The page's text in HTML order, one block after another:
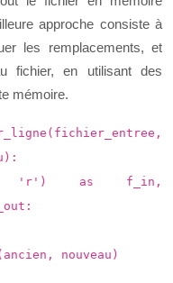
approche consiste à
les remplacements, et
fichier, en utilisant des
mémoire.
'r') as f_in,
nouveau)